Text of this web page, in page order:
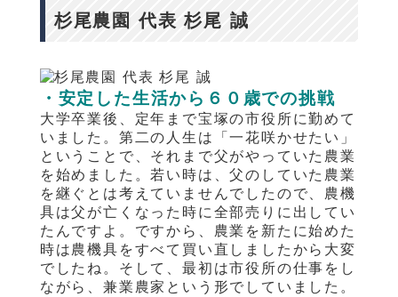
杉尾農園 代表 杉尾 誠
・安定した生活から６０歳での挑戦
大学卒業後、定年まで宝塚の市役所に勤めて
いました。第二の人生は「一花咲かせたい」
ということで、それまで父がやっていた農業
を始めました。若い時は、父のしていた農業
を継ぐとは考えていませんでしたので、農機
具は父が亡くなった時に全部売りに出してい
たんですよ。ですから、農業を新たに始めた
時は農機具をすべて買い直しましたから大変
でしたね。そして、最初は市役所の仕事をし
ながら、兼業農家という形でしていました。